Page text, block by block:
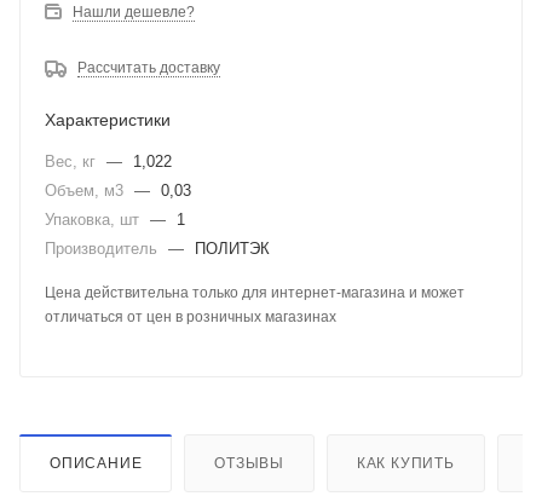
Нашли дешевле?
Рассчитать доставку
Характеристики
Вес, кг —
1,022
Объем, м3 — 0,03
Упаковка, шт —
1
Производитель
— ПОЛИТЭК
Цена действительна только для интернет-магазина и может
отличаться от цен в розничных магазинах
ОПИСАНИЕ ОТЗЫВЫ КАК КУПИТЬ